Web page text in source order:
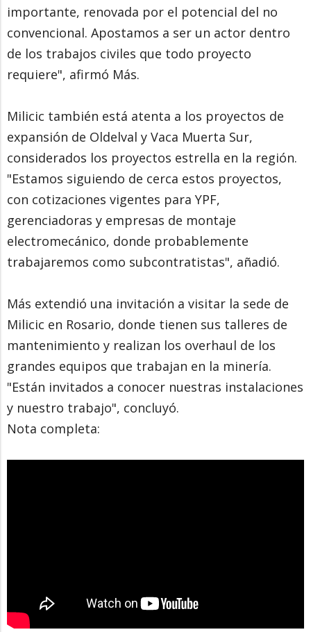
importante, renovada por el potencial del no
convencional. Apostamos a ser un actor dentro
de los trabajos civiles que todo proyecto
requiere", afirmó Más.
Milicic también está atenta a los proyectos de
expansión de Oldelval y Vaca Muerta Sur,
considerados los proyectos estrella en la región.
"Estamos siguiendo de cerca estos proyectos,
con cotizaciones vigentes para YPF,
gerenciadoras y empresas de montaje
electromecánico, donde probablemente
trabajaremos como subcontratistas", añadió.
Más extendió una invitación a visitar la sede de
Milicic en Rosario, donde tienen sus talleres de
mantenimiento y realizan los overhaul de los
grandes equipos que trabajan en la minería.
"Están invitados a conocer nuestras instalaciones
y nuestro trabajo", concluyó.
Nota completa: